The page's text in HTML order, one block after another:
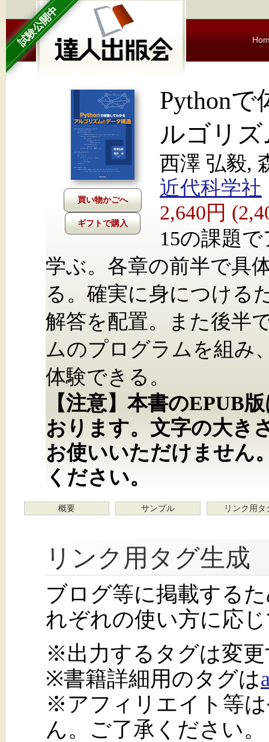
試験公開中
ギフトで購入
Python
ルゴリ
西澤 弘毅,
近代科学社
2,640円
15の課題
学ぶ。各章の前半で具
る。確実に身につける
解答を配置。また後半
ムのプログラムを組み
体験できる。
【注意】本書のEPUB
おります。文字の大き
お使いいただけません
ください。
概要 サンプル リンク用タ
リンク用タグ生成
ブログ等に掲載する
れぞれの使い方に応
※出力するタグは変
※書籍詳細用のタグは
※アフィリエイト等
ん。ご了承ください。